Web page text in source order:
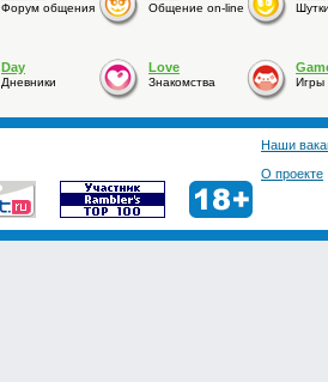
Форум общения Общение on-line
Day
Дневники
Love
Знакомства Игры
Наши
О проекте